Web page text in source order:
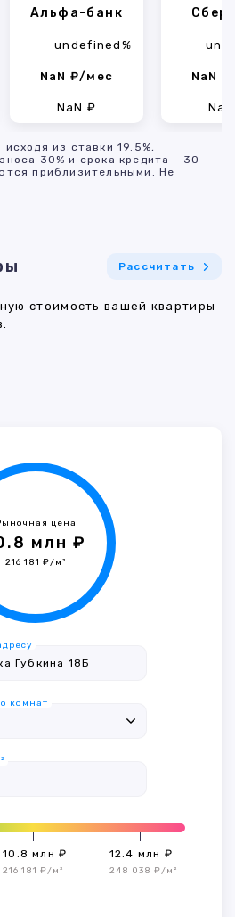
Альфа-банк
undefined%
NaN ₽/мес
NaN ₽
NaN
из ставки 19.5%,
30% и срока кредита - 30
приблизительными. Не
Рассчитать
стоимость вашей квартиры
цена
млн ₽
216 181 ₽/м²
комнат
10.8 млн ₽
216 181 ₽/м²
12.4 млн ₽
248 038 ₽/м²